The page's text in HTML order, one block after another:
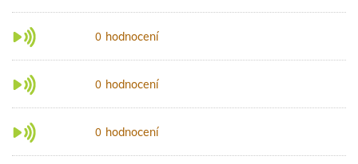
0 hodnocení
0 hodnocení
0 hodnocení